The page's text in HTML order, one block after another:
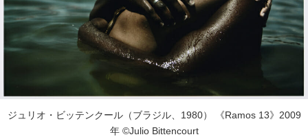
ジュリオ・ビッテンクール（ブラジル、1980） 《Ramos 13》2009
年 ©Julio Bittencourt